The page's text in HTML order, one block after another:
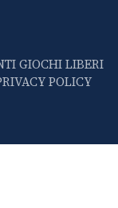
GIOCHI LIBERI
POLICY